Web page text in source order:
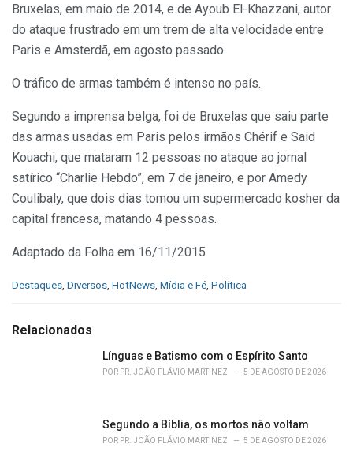
Bruxelas, em maio de 2014, e de Ayoub El-Khazzani, autor
do ataque frustrado em um trem de alta velocidade entre
Paris e Amsterdã, em agosto passado.
O tráfico de armas também é intenso no país.
Segundo a imprensa belga, foi de Bruxelas que saiu parte
das armas usadas em Paris pelos irmãos Chérif e Said
Kouachi, que mataram 12 pessoas no ataque ao jornal
satírico “Charlie Hebdo”, em 7 de janeiro, e por Amedy
Coulibaly, que dois dias tomou um supermercado kosher da
capital francesa, matando 4 pessoas.
Adaptado da Folha em 16/11/2015
C
e
Destaques Diversos HotNews Mídia e Fé Política
Relacionados
Línguas e Batismo com o Espírito Santo
POR PR. JOÃO FLÁVIO MARTINEZ 5 DE AGOSTO DE 2026
Segundo a Bíblia, os mortos não voltam
POR PR. JOÃO FLÁVIO MARTINEZ 5 DE AGOSTO DE 2026